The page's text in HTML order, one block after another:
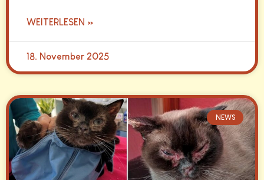
WEITERLESEN »
18. November 2025
NEWS